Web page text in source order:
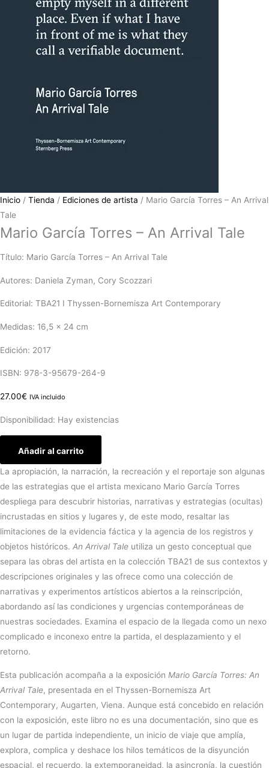
Inicio / Tienda / Ediciones de artista / Mario García Torres – An Arrival
Tale
Mario García Torres – An Arrival Tale
Título: Mario García Torres – An Arrival Tale
Autores: Daniela Zyman, Cory Scozzari
Editorial: TBA21 I Thyssen-Bornemisza Art Contemporary
Medidas: 16,5 x 24 cm
Edición: 2017
ISBN: 978-3-95679-264-9
27.00€ IVA incluido
Disponibilidad: Hay existencias
Añadir al carrito
La apropiación, la narración, la recreación y el reportaje son algunas
de las estrategias que el artista mexicano Mario García Torres
despliega para descubrir historias, narrativas y estrategias (ocultas)
incrustadas en sitios y lugares y, de este modo, resaltar las
limitaciones de la evidencia fáctica y la agencia de los registros y
objetos históricos. An Arrival Tale utiliza un gesto conceptual que
separa las obras del artista en la colección TBA21 de sus contextos y
descripciones originales y las ofrece como una colección de
narrativas y experimentos artísticos abiertos a la reinscripción,
abordando así las condiciones y urgencias contemporáneas de
nuestras sociedades. Examina el espacio de la llegada como un nexo
complicado e inconexo entre la partida, el desplazamiento y el
retorno.
Esta publicación acompaña a la exposición Mario García Torres: An
Arrival Tale, presentada en el Thyssen-Bornemisza Art
Contemporary, Augarten, Viena. Aunque está concebido en relación
con la exposición, este libro no es una documentación, sino que es
un lugar de partida independiente, un inicio de viaje que amplía,
explora, complica y deshace los hilos temáticos de la disyunción
espacial, el recuerdo, la extemporaneidad, la asincronía, la cuestión